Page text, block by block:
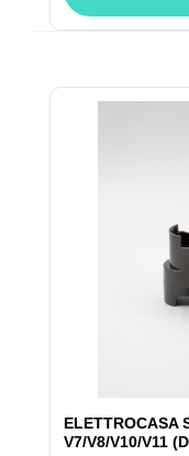
ELETTROCASA
V7/V8/V10/V11